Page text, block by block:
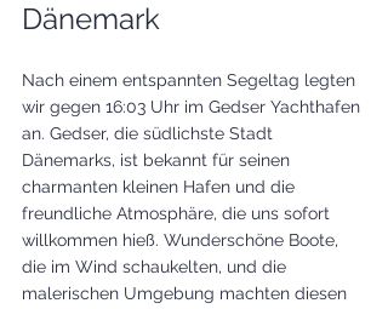
Dänemark
Nach einem entspannten Segeltag legten
wir gegen 16:03 Uhr im Gedser Yachthafen
an. Gedser, die südlichste Stadt
Dänemarks, ist bekannt für seinen
charmanten kleinen Hafen und die
freundliche Atmosphäre, die uns sofort
willkommen hieß. Wunderschöne Boote,
die im Wind schaukelten, und die
malerischen Umgebung machten diesen